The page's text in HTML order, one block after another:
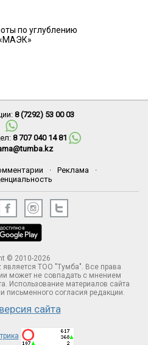
по углублению
8 (7292) 53 00 03
8 707 040 14 81
· Реклама
·
© 2010-2026
ТОО "Тумба". Все права
может не совпадать с мнением
Использование материалов сайта
письменного согласия редакции.
сайта